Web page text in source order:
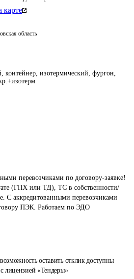
оставить отклик доступны
с лицензией «Тендеры»
область
контейнер, изотермический, фургон,
перевозчиками по договору-заявке!
(ГПХ или ТД), ТС в собственности/
С аккредитованными перевозчиками
ПЭК. Работаем по ЭДО